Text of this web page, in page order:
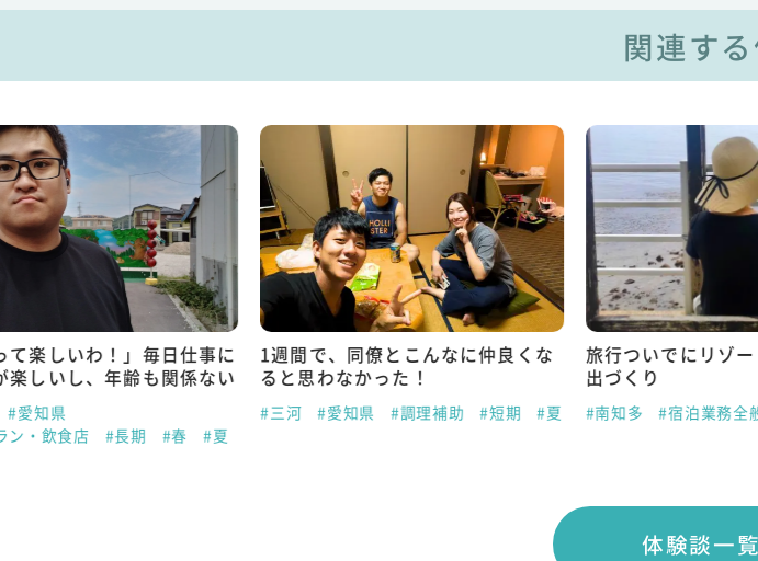
関連す
て楽しいわ！」毎日仕事に
楽しいし、年齢も関係ない
#愛知県
ン・飲食店
#長期 #春 #夏
1週間で、同僚とこんなに仲良くな
ると思わなかった！
#三河 #愛知県 #調理補助 #短期 #夏
旅行ついでにリゾ
出づくり
#南知多 #宿泊業務全
体験談一